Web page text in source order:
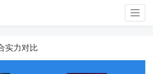
实力对比